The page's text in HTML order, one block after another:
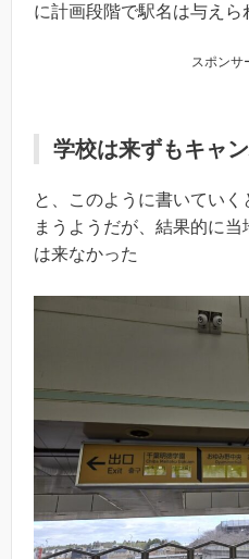
に計画段階で駅名は与えら
スポンサ
学校は来ずもキャ
と、このように書いてい
まうようだが、結果的に
は来なかった